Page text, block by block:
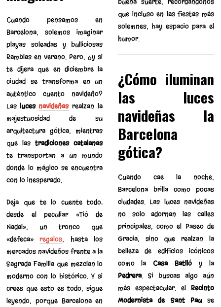
Cuando pensamos en
Barcelona, solemos imaginar
playas soleadas y bulliciosas
Ramblas en verano. Pero, ¿y si
te dijera que en diciembre la
ciudad se transforma en un
auténtico cuento navideño?
Laslucesnavideñasrealzan la
majestuosidad de su
arquitectura gótica, mientras
que lastradiciones catalanas
te transportan a un mundo
donde lo mágico se encuentra
con lo inesperado.
Deja que te lo cuente todo:
desde el peculiar «Tió de
Nadal», un tronco que
«defeca»regalos, hasta los
mercados navideños frente a la
Sagrada Familia que mezclan lo
moderno con lo histórico. Y si
crees que esto es todo, sigue
leyendo, porque Barcelona en
que incluso en las fiestas más
solemnes, hay espacio para el
humor.
¿Cómo iluminan
las luces
navideñas la
Barcelona
gótica?
Cuando cae la noche,
Barcelona brilla como pocas
ciudades. Las luces navideñas
no solo adornan las calles
principales, como el Paseo de
Gracia, sino que realzan la
belleza de edificios icónicos
como la Casa Batllóy la
Pedrera. Si buscas algo aún
más espectacular, el Recinto
Modernista de Sant Pause